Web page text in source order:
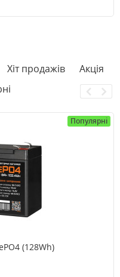
Хіт продажів
Акція
Популярні
(128Wh)